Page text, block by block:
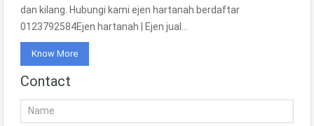
dan kilang. Hubungi kami ejen hartanah berdaftar
0123792584Ejen hartanah | Ejen jual…
Know More
Contact